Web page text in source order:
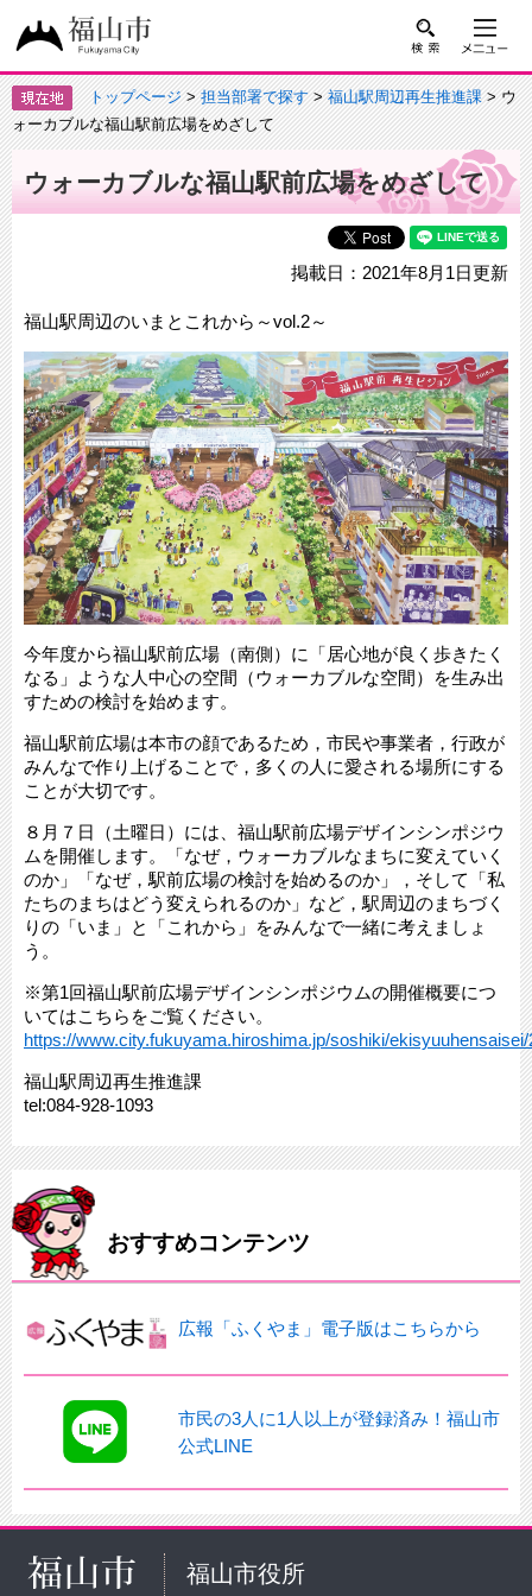
トップページ>担当部署で探す>福山駅周辺再生推進課> ウ
ォーカブルな福山駅前広場をめざして
ウォーカブルな福山駅前広場をめざして
掲載日：2021年8月1日更新
福山駅周辺のいまとこれから～vol.2～
今年度から福山駅前広場（南側）に「居心地が良く歩きたく
なる」ような人中心の空間（ウォーカブルな空間）を生み出
すための検討を始めます。
福山駅前広場は本市の顔であるため，市民や事業者，行政が
みんなで作り上げることで，多くの人に愛される場所にする
ことが大切です。
８月７日（土曜日）には、福山駅前広場デザインシンポジウ
ムを開催します。「なぜ，ウォーカブルなまちに変えていく
のか」「なぜ，駅前広場の検討を始めるのか」，そして「私
たちのまちはどう変えられるのか」など，駅周辺のまちづく
りの「いま」と「これから」をみんなで一緒に考えましょ
う。
※第1回福山駅前広場デザインシンポジウムの開催概要につ
いてはこちらをご覧ください。
https://www.city.fukuyama.hiroshima.jp/soshiki/
福山駅周辺再生推進課
tel:084-928-1093
おすすめコンテンツ
広報「ふくやま」電子版はこちらから
市民の3人に1人以上が登録済み！福山市
公式LINE
福山市役所